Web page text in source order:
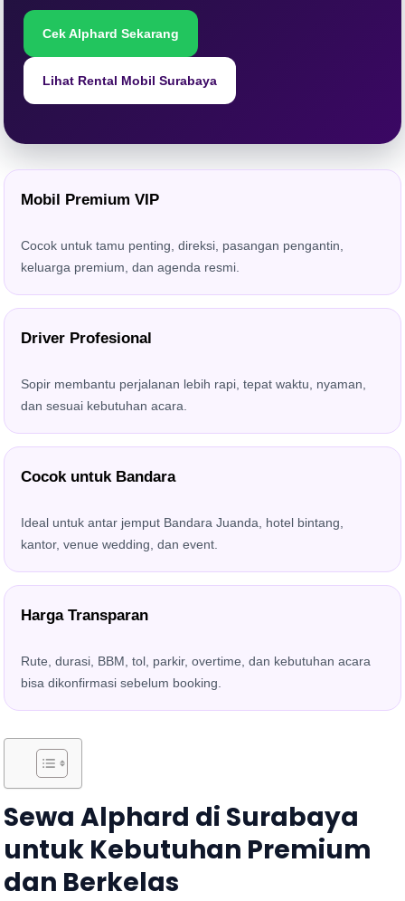
Cek Alphard Sekarang
Lihat Rental Mobil Surabaya
Mobil Premium VIP
Cocok untuk tamu penting, direksi, pasangan pengantin,
keluarga premium, dan agenda resmi.
Driver Profesional
Sopir membantu perjalanan lebih rapi, tepat waktu, nyaman,
dan sesuai kebutuhan acara.
Cocok untuk Bandara
Ideal untuk antar jemput Bandara Juanda, hotel bintang,
kantor, venue wedding, dan event.
Harga Transparan
Rute, durasi, BBM, tol, parkir, overtime, dan kebutuhan acara
bisa dikonfirmasi sebelum booking.
Sewa Alphard di Surabaya
untuk Kebutuhan Premium
dan Berkelas